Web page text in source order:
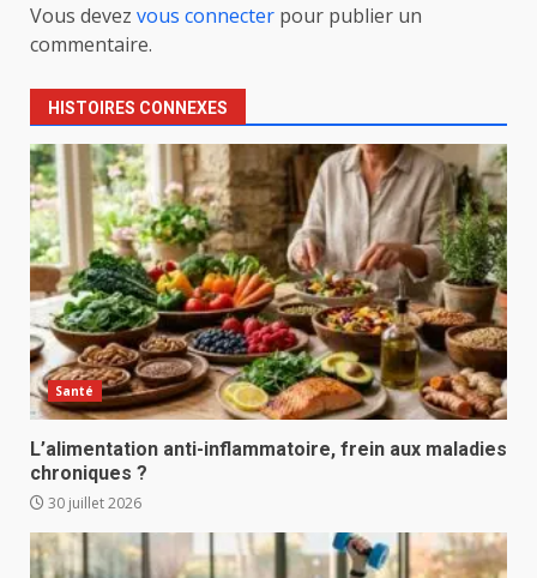
Vous devez vous connecter pour publier un
commentaire.
HISTOIRES CONNEXES
Santé
L’alimentation anti-inflammatoire, frein aux maladies
chroniques ?
30 juillet 2026